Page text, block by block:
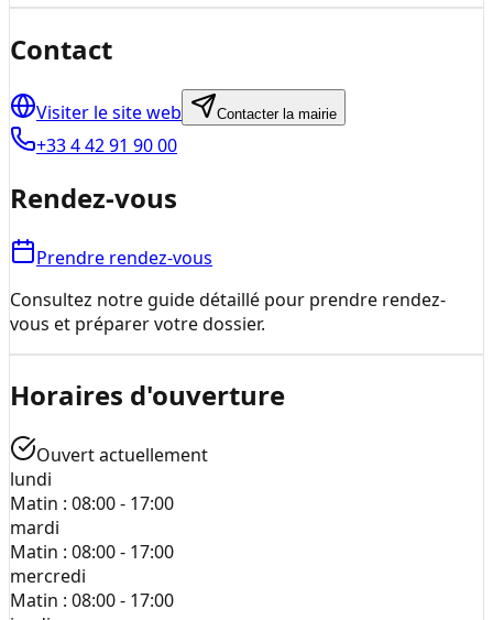
Contact
Visiter le site web Contacter la mairie
+33 4 42 91 90 00
Rendez-vous
Prendre rendez-vous
Consultez notre guide détaillé pour prendre rendez-
vous et préparer votre dossier.
Horaires d'ouverture
Ouvert actuellement
lundi
Matin : 08:00 - 17:00
mardi
Matin : 08:00 - 17:00
mercredi
Matin : 08:00 - 17:00